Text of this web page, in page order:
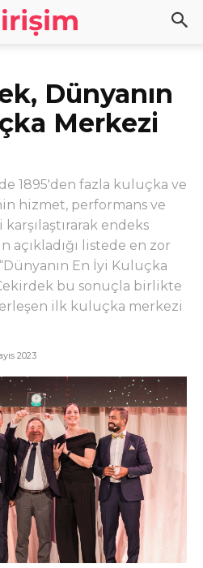
Dünyanın
Merkezi
1895'den fazla kuluçka ve
hizmet, performans ve
endeks
açıkladığı listede en zor
En İyi Kuluçka
bu sonuçla birlikte
ilk kuluçka merkezi
2023